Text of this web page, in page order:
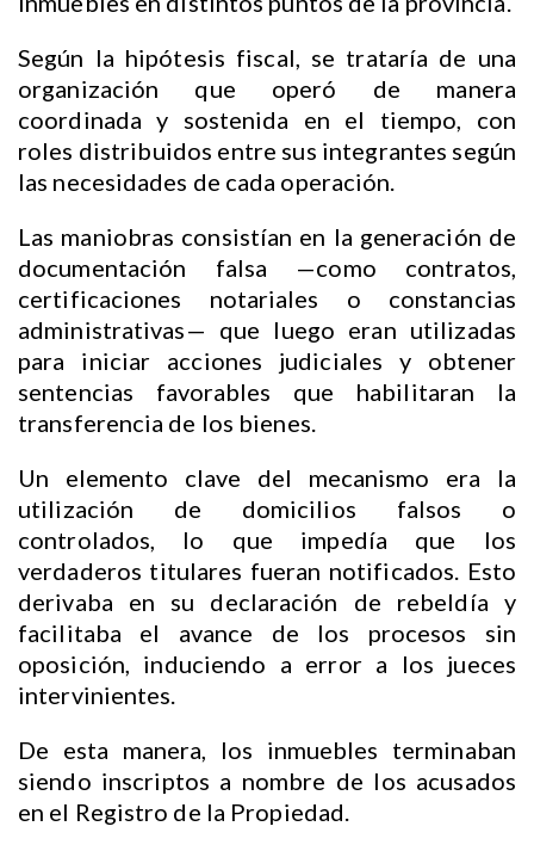
Según la hipótesis fiscal, se trataría de una
organización que operó de manera
coordinada y sostenida en el tiempo, con
roles distribuidos entre sus integrantes según
las necesidades de cada operación.
Las maniobras consistían en la generación de
documentación falsa —como contratos,
certificaciones notariales o constancias
administrativas— que luego eran utilizadas
para iniciar acciones judiciales y obtener
sentencias favorables que habilitaran la
transferencia de los bienes.
Un elemento clave del mecanismo era la
utilización de domicilios falsos o
controlados, lo que impedía que los
verdaderos titulares fueran notificados. Esto
derivaba en su declaración de rebeldía y
facilitaba el avance de los procesos sin
oposición, induciendo a error a los jueces
intervinientes.
De esta manera, los inmuebles terminaban
siendo inscriptos a nombre de los acusados
en el Registro de la Propiedad.